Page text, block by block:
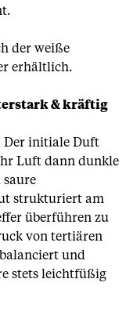
der weiße
erhältlich.
& kräftig
Der initiale Duft
Luft dann dunkle
saure
strukturiert am
überführen zu
von tertiären
und
stets leichtfüßig